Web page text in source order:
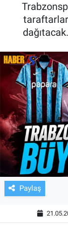
Paylaş
FUTBOL
TV VE
SAĞLIK
GENEL
KÜLTÜR
ASAYİŞ
EKONOMİ